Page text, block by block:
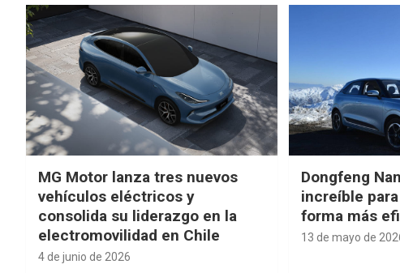
MG Motor lanza tres nuevos
vehículos eléctricos y
consolida su liderazgo en la
electromovilidad en Chile
4 de junio de 2026
Dongfeng
increíble
forma más
13 de mayo de